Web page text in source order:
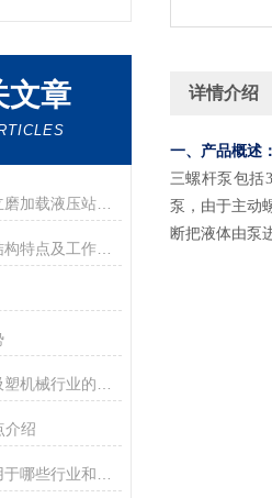
文章
看完下文，学习一下立磨加载液压站的维护与保养
高低压稀油润滑装置结构特点及工作原理
介绍
详情介绍
一、产品概述
三螺杆泵包括
泵，由于主动
断把液体由泵